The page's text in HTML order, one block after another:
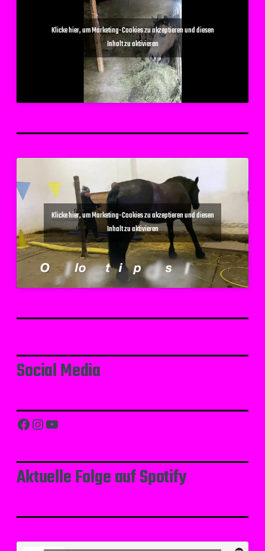
Klicke hier, um Marketing-Cookies zu akzeptieren und diesen
Inhalt zu aktivieren
Klicke hier, um Marketing-Cookies zu akzeptieren und diesen
Inhalt zu aktivieren
Social Media
Facebook Instagram YouTube
Aktuelle Folge auf Spotify